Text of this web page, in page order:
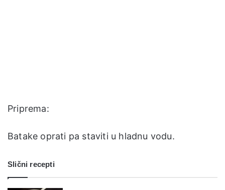
Priprema:
Batake oprati pa staviti u hladnu vodu.
Slični recepti